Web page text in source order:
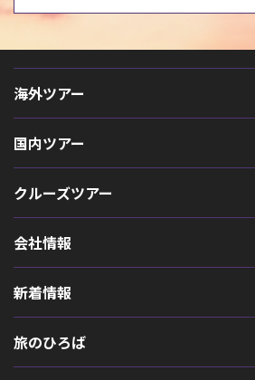
海外ツアー
国内ツアー
クルーズツアー
会社情報
新着情報
旅のひろば